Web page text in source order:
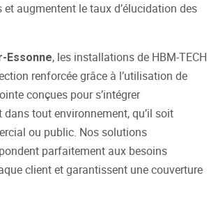
augmentent le taux d’élucidation des
Essonne, les installations de HBM-TECH
renforcée grâce à l’utilisation de
conçues pour s’intégrer
tout environnement, qu’il soit
ou public. Nos solutions
parfaitement aux besoins
client et garantissent une couverture